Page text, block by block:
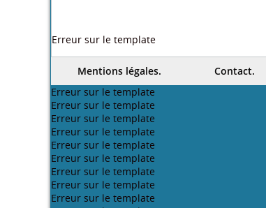
Erreur sur le template
Mentions légales. Contact.
Erreur sur le template
Erreur sur le template
Erreur sur le template
Erreur sur le template
Erreur sur le template
Erreur sur le template
Erreur sur le template
Erreur sur le template
Erreur sur le template